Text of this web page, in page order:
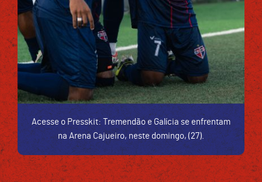
Acesse o Presskit: Tremendão e Galícia se enfrentam
na Arena Cajueiro, neste domingo, (27).